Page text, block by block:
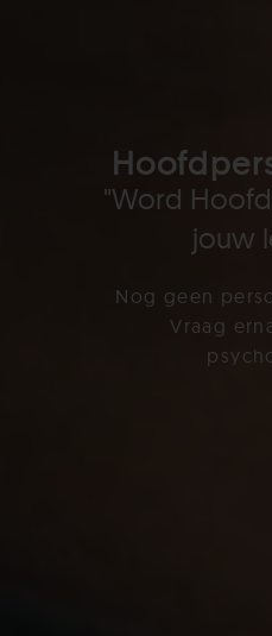
"Word
jouw
Nog geen
Vraag